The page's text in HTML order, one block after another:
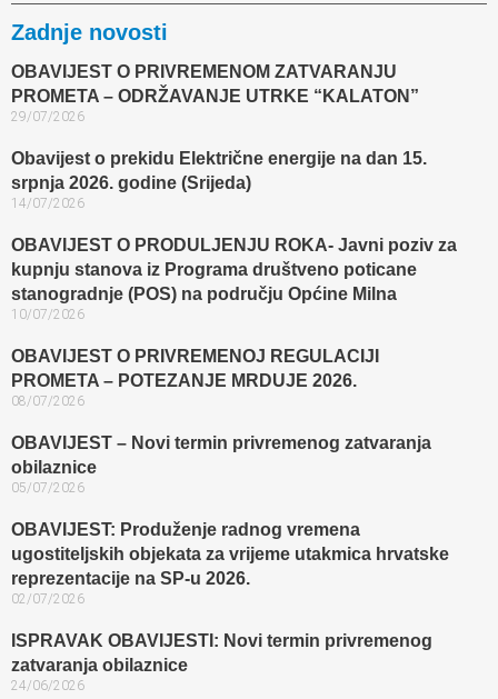
Zadnje novosti
OBAVIJEST O PRIVREMENOM ZATVARANJU
PROMETA – ODRŽAVANJE UTRKE “KALATON”
29/07/2026
Obavijest o prekidu Električne energije na dan 15.
srpnja 2026. godine (Srijeda)
14/07/2026
OBAVIJEST O PRODULJENJU ROKA- Javni poziv za
kupnju stanova iz Programa društveno poticane
stanogradnje (POS) na području Općine Milna
10/07/2026
OBAVIJEST O PRIVREMENOJ REGULACIJI
PROMETA – POTEZANJE MRDUJE 2026.
08/07/2026
OBAVIJEST – Novi termin privremenog zatvaranja
obilaznice​
05/07/2026
OBAVIJEST: Produženje radnog vremena
ugostiteljskih objekata za vrijeme utakmica hrvatske
reprezentacije na SP-u 2026.
02/07/2026
ISPRAVAK OBAVIJESTI: Novi termin privremenog
zatvaranja obilaznice​
24/06/2026